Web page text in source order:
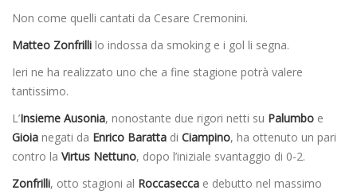
Non come quelli cantati da Cesare Cremonini.
Matteo Zonfrilli lo indossa da smoking e i gol li segna.
Ieri ne ha realizzato uno che a fine stagione potrà valere
tantissimo.
L’Insieme Ausonia, nonostante due rigori netti su Palumbo e
Gioia negati da Enrico Baratta di Ciampino, ha ottenuto un pari
contro la Virtus Nettuno, dopo l’iniziale svantaggio di 0-2.
Zonfrilli, otto stagioni al Roccasecca e debutto nel massimo